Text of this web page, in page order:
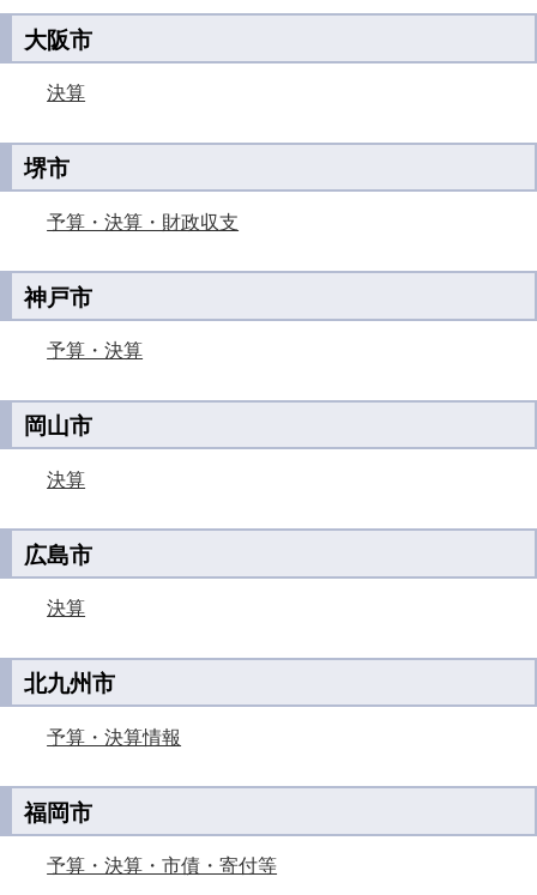
大阪市
決算
堺市
予算・決算・財政収支
神戸市
予算・決算
岡山市
決算
広島市
決算
北九州市
予算・決算情報
福岡市
予算・決算・市債・寄付等